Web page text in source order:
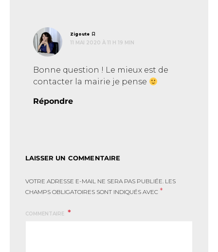
Zigoute
11 MAI 2020 À 11 H 19 MIN
Bonne question ! Le mieux est de
contacter la mairie je pense
Répondre
LAISSER UN COMMENTAIRE
VOTRE ADRESSE E-MAIL NE SERA PAS PUBLIÉE. LES
CHAMPS OBLIGATOIRES SONT INDIQUÉS AVEC *
COMMENTAIRE